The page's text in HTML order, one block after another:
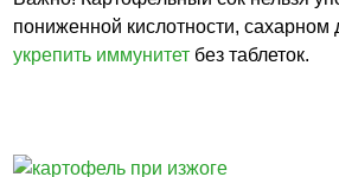
пониженной кислотности, сахарном
укрепить иммунитет без таблеток.